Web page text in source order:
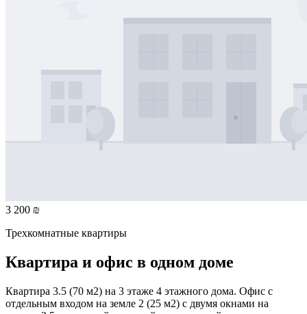
3 200 ₪
Трехкомнатные квартиры
Квартира и офис в одном доме
Квартира 3.5 (70 м2) на 3 этаже 4 этажного дома. Офис с
отдельным входом на земле 2 (25 м2) с двумя окнами на